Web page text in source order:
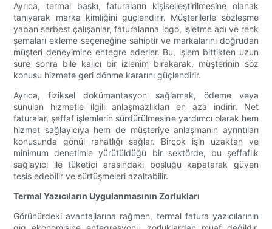
Ayrıca, termal baskı, faturaların kişiselleştirilmesine olanak
tanıyarak marka kimliğini güçlendirir. Müşterilerle sözleşme
yapan serbest çalışanlar, faturalarına logo, işletme adı ve renk
şemaları ekleme seçeneğine sahiptir ve markalarını doğrudan
müşteri deneyimine entegre ederler. Bu, işlem bittikten uzun
süre sonra bile kalıcı bir izlenim bırakarak, müşterinin söz
konusu hizmete geri dönme kararını güçlendirir.
Ayrıca, fiziksel dokümantasyon sağlamak, ödeme veya
sunulan hizmetle ilgili anlaşmazlıkları en aza indirir. Net
faturalar, şeffaf işlemlerin sürdürülmesine yardımcı olarak hem
hizmet sağlayıcıya hem de müşteriye anlaşmanın ayrıntıları
konusunda gönül rahatlığı sağlar. Birçok işin uzaktan ve
minimum denetimle yürütüldüğü bir sektörde, bu şeffaflık
sağlayıcı ile tüketici arasındaki boşluğu kapatarak güven
tesis edebilir ve sürtüşmeleri azaltabilir.
Termal Yazıcıların Uygulanmasının Zorlukları
Görünürdeki avantajlarına rağmen, termal fatura yazıcılarının